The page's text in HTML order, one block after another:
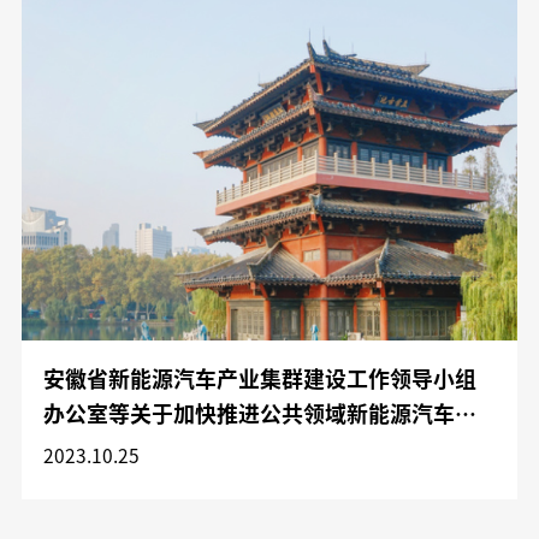
安徽省新能源汽车产业集群建设工作领导小组
办公室等关于加快推进公共领域新能源汽车应
用工作的通知
2023.10.25